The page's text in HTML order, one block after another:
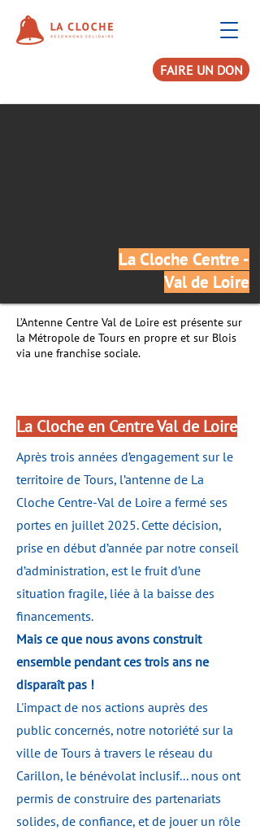
FAIRE UN DON
La Cloche Centre -
Val de Loire
L’Antenne Centre Val de Loire est présente sur
la Métropole de Tours en propre et sur Blois
via une franchise sociale.
La Cloche en Centre Val de Loire
Après trois années d’engagement sur le
territoire de Tours, l’antenne de La
Cloche Centre-Val de Loire a fermé ses
portes en juillet 2025. Cette décision,
prise en début d’année par notre conseil
d’administration, est le fruit d’une
situation fragile, liée à la baisse des
financements.
Mais ce que nous avons construit
ensemble pendant ces trois ans ne
disparaît pas !
L'impact de nos actions auprès des
public concernés, notre notoriété sur la
ville de Tours à travers le réseau du
Carillon, le bénévolat inclusif... nous ont
permis de construire des partenariats
solides, de confiance, et de jouer un rôle